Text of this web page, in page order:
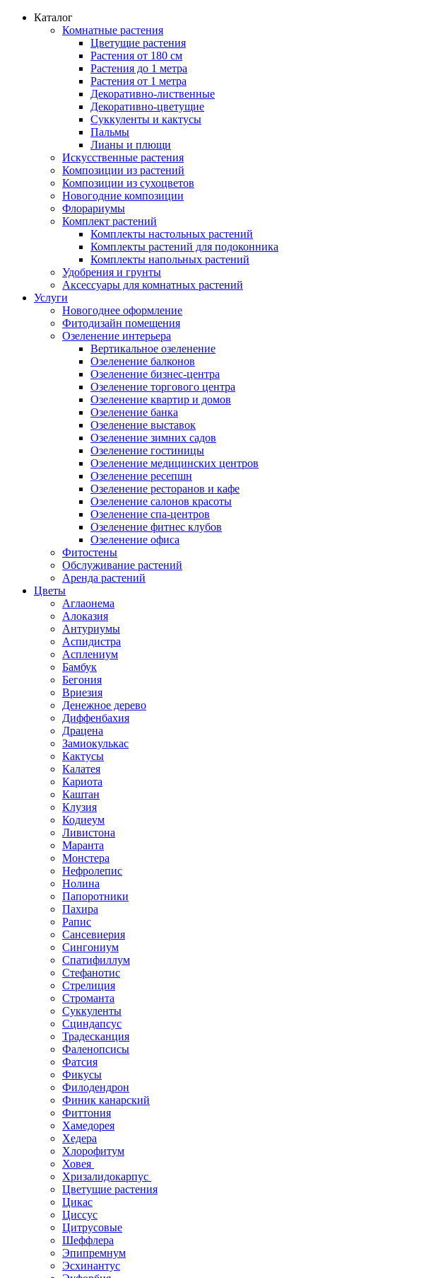
Каталог
Комнатные растения
Цветущие растения
Растения от 180 см
Растения до 1 метра
Растения от 1 метра
Декоративно-лиственные
Декоративно-цветущие
Суккуленты и кактусы
Пальмы
Лианы и плющи
Искусственные растения
Композиции из растений
Композиции из сухоцветов
Новогодние композиции
Флорариумы
Комплект растений
Комплекты настольных растений
Комплекты растений для подоконника
Комплекты напольных растений
Удобрения и грунты
Аксессуары для комнатных растений
Услуги
Новогоднее оформление
Фитодизайн помещения
Озеленение интерьера
Вертикальное озеленение
Озеленение балконов
Озеленение бизнес-центра
Озеленение торгового центра
Озеленение квартир и домов
Озеленение банка
Озеленение выставок
Озеленение зимних садов
Озеленение гостиницы
Озеленение медицинских центров
Озеленение ресепшн
Озеленение ресторанов и кафе
Озеленение салонов красоты
Озеленение спа-центров
Озеленение фитнес клубов
Озеленение офиса
Фитостены
Обслуживание растений
Аренда растений
Цветы
Аглаонема
Алоказия
Антуриумы
Аспидистра
Асплениум
Бамбук
Бегония
Вриезия
Денежное дерево
Диффенбахия
Драцена
Замиокулькас
Кактусы
Калатея
Кариота
Каштан
Клузия
Кодиеум
Ливистона
Маранта
Монстера
Нефролепис
Нолина
Папоротники
Пахира
Рапис
Сансевиерия
Сингониум
Спатифиллум
Стефанотис
Стрелиция
Строманта
Суккуленты
Сциндапсус
Традесканция
Фаленопсисы
Фатсия
Фикусы
Филодендрон
Финик канарский
Фиттония
Хамедорея
Хедера
Хлорофитум
Ховея
Хризалидокарпус
Цветущие растения
Цикас
Циссус
Цитрусовые
Шеффлера
Эпипремнум
Эсхинантус